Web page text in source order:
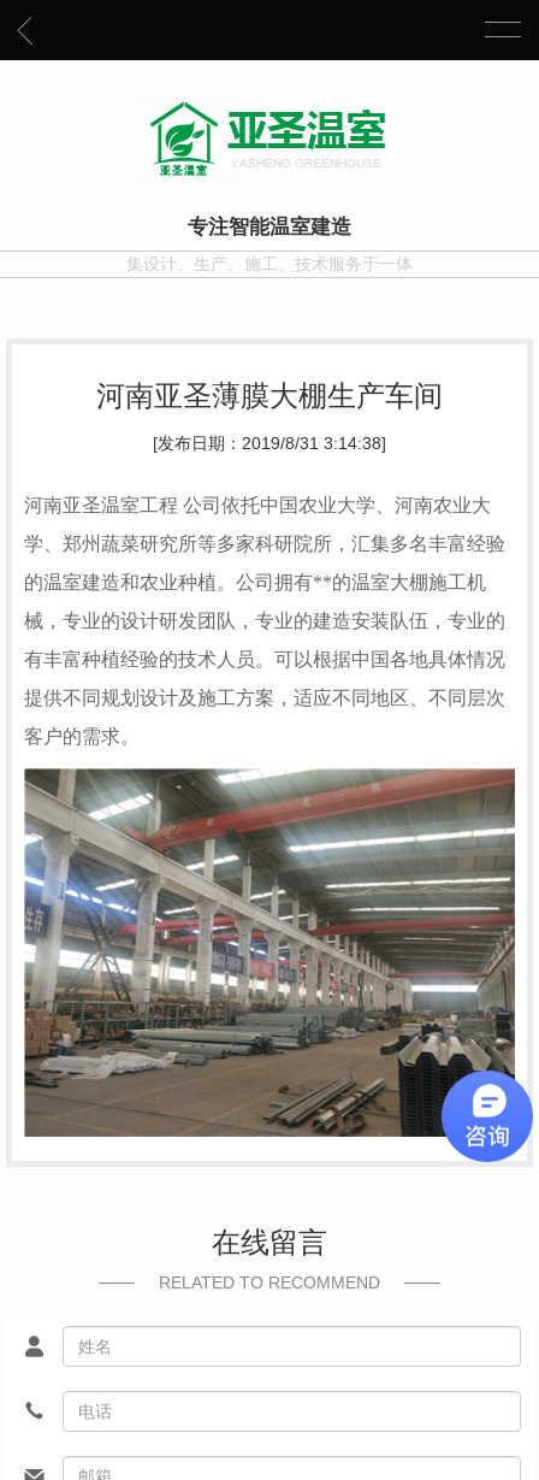
专注智能温室建造
集设计、生产、施工、技术服务于一体
河南亚圣薄膜大棚生产车间
[发布日期：2019/8/31 3:14:38]
河南亚圣温室工程 公司依托中国农业大学、河南农业大
学、郑州蔬菜研究所等多家科研院所，汇集多名丰富经验
的温室建造和农业种植。公司拥有**的温室大棚施工机
械，专业的设计研发团队，专业的建造安装队伍，专业的
有丰富种植经验的技术人员。可以根据中国各地具体情况
提供不同规划设计及施工方案，适应不同地区、不同层次
客户的需求。
在线留言
RELATED TO RECOMMEND